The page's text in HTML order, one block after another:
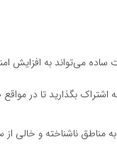
ساده می‌تواند به
اشتراک بگذارید تا در
مناطق ناشناخته و خالی